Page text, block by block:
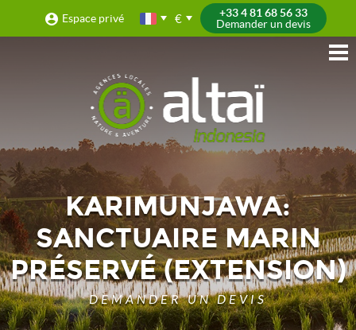
Espace privé €
+33 4 81 68 56 33
Demander un devis
KARIMUNJAWA:
SANCTUAIRE MARIN
PRÉSERVÉ (EXTENSION)
DEMANDER UN DEVIS